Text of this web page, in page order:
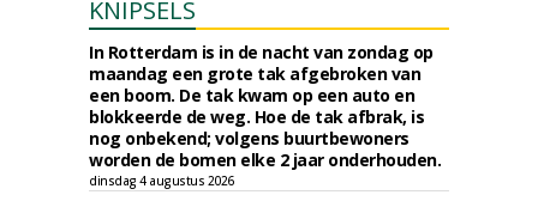
KNIPSELS
In Rotterdam is in de nacht van zondag op
maandag een grote tak afgebroken van
een boom. De tak kwam op een auto en
blokkeerde de weg. Hoe de tak afbrak, is
nog onbekend; volgens buurtbewoners
worden de bomen elke 2 jaar onderhouden.
dinsdag 4 augustus 2026